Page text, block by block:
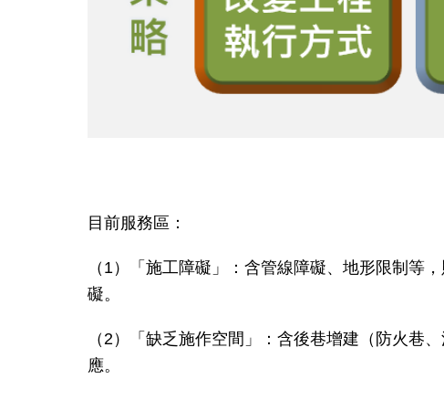
目前服務區：
（1）「施工障礙」：含管線障礙、地形限制等
礙。
（2）「缺乏施作空間」：含後巷增建（防火巷
應。